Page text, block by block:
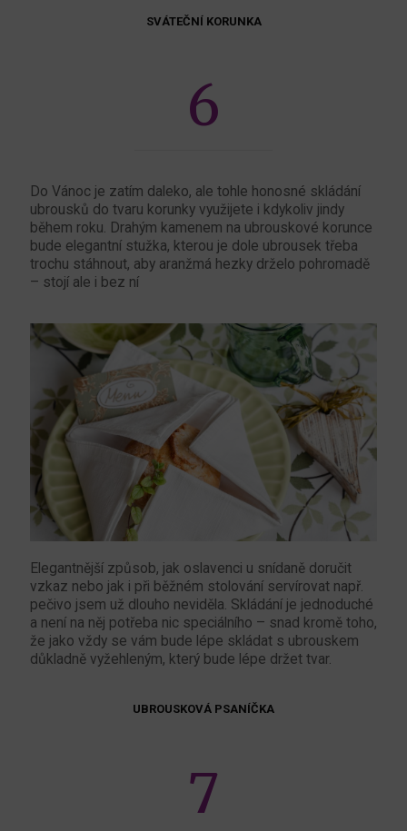
SVÁTEČNÍ KORUNKA
6
Do Vánoc je zatím daleko, ale tohle honosné skládání
ubrousků do tvaru korunky využijete i kdykoliv jindy
během roku. Drahým kamenem na ubrouskové korunce
bude elegantní stužka, kterou je dole ubrousek třeba
trochu stáhnout, aby aranžmá hezky drželo pohromadě
– stojí ale i bez ní
Elegantnější způsob, jak oslavenci u snídaně doručit
vzkaz nebo jak i při běžném stolování servírovat např.
pečivo jsem už dlouho neviděla. Skládání je jednoduché
a není na něj potřeba nic speciálního – snad kromě toho,
že jako vždy se vám bude lépe skládat s ubrouskem
důkladně vyžehleným, který bude lépe držet tvar.
UBROUSKOVÁ PSANÍČKA
7